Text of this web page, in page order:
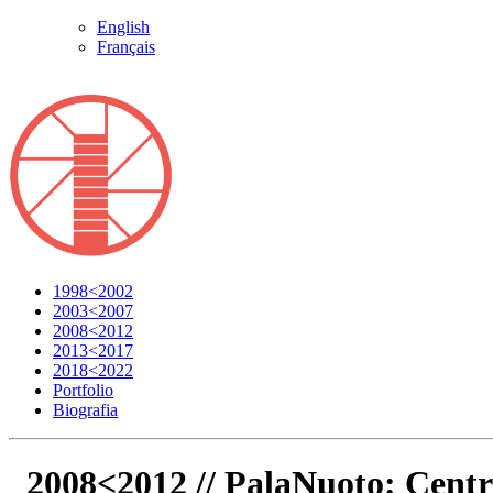
English
Français
1998<2002
2003<2007
2008<2012
2013<2017
2018<2022
Portfolio
Biografia
2008<2012 // PalaNuoto: